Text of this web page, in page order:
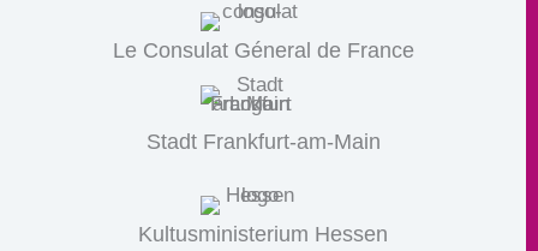
Le Consulat Géneral de France
Stadt Frankfurt-am-Main
Kultusministerium Hessen